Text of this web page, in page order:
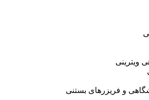
ویترینی
و فریزرهای بستنی